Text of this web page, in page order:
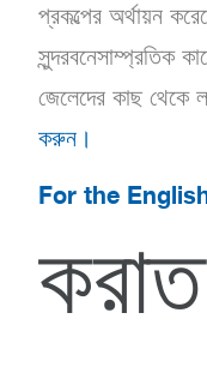
প্রকল্পের অর্থায়ন
সুন্দরবনেসাম্প্রতিক
জেলেদের কাছ থেকে
করুন।
For the